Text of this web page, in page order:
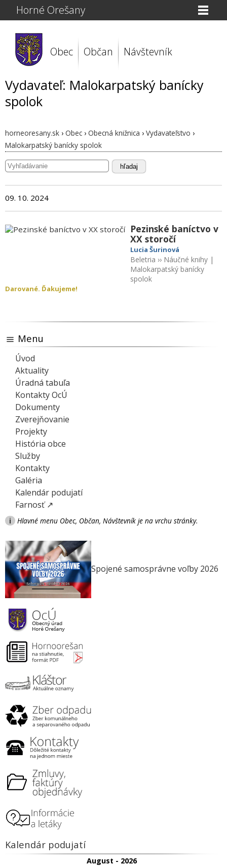
Horné Orešany
Obec Občan Návštevník
Vydavateľ: Malokarpatský banícky
spolok
horneoresany.sk › Obec › Obecná knižnica › Vydavateľstvo ›
Malokarpatský banícky spolok
hľadaj
09. 10. 2024
Pezinské baníctvo v
XX storočí
Lucia Šurinová
Beletria ›› Náučné knihy |
Malokarpatský banícky
spolok
Darované. Ďakujeme!
Menu
Úvod
Aktuality
Úradná tabuľa
Kontakty OcÚ
Dokumenty
Zverejňovanie
Projekty
História obce
Služby
Kontakty
Galéria
Kalendár podujatí
Farnosť ↗
i Hlavné menu Obec, Občan, Návštevník je na vrchu stránky.
Spojené samosprávne voľby 2026
Kalendár podujatí
August - 2026